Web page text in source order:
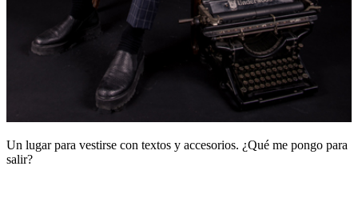
Un lugar para vestirse con textos y accesorios. ¿Qué me pongo para
salir?